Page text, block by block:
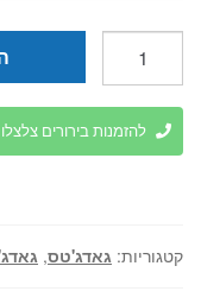
רשת
בשר
איכותית
להזמנות בירורים צלצלו עכשיו
קטגוריות: גאדג'טס,